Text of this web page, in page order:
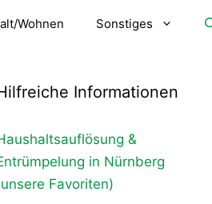
Wohnen Sonstiges
Informationen
&
in Nürnberg
Favoriten)